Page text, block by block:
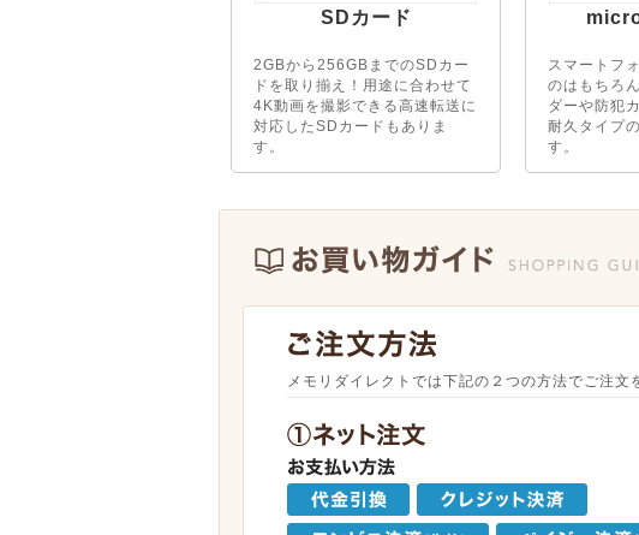
SDカード
2GBから256GBまでのSDカー
ドを取り揃え！用途に合わせて
4K動画を撮影できる高速転送に
対応したSDカードもありま
す。
スマートフ
のはもちろ
ダーや防犯
耐久タイプ
す。
メモリダイレクトでは下記の２つの方法でご注文